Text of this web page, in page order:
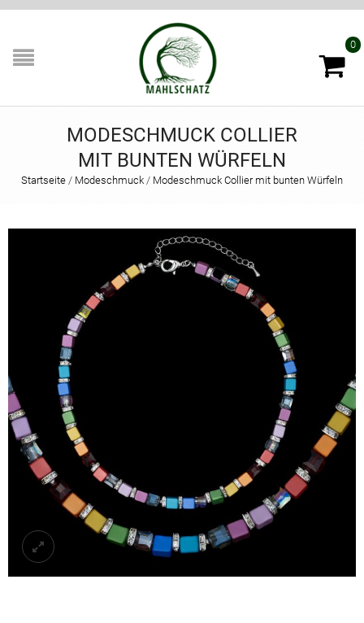
0
MODESCHMUCK COLLIER
MIT BUNTEN WÜRFELN
Startseite / Modeschmuck / Modeschmuck Collier mit bunten Würfeln